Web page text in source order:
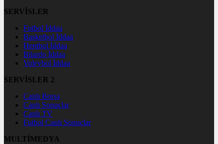
SERVİSLER
Futbol İddaa
Basketbol İddaa
Hentbol İddaa
Bilardo İddaa
Voleybol İddaa
SERVİSLER 2
Canlı Borsa
Canlı Sonuçlar
Canlı TV
Futbol Canlı Sonuçlar
MULTİMEDYA